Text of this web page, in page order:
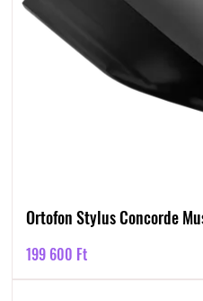
Ortofon Stylus Concorde
Ár
199 600 Ft